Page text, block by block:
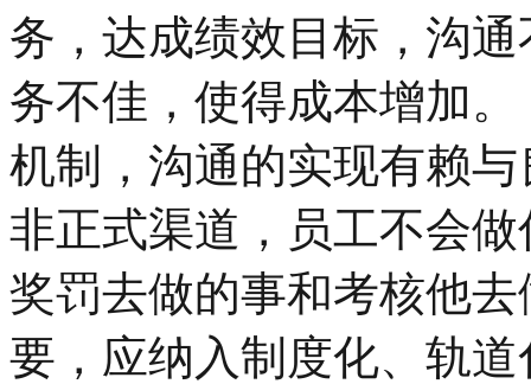
务，达成绩效目标，沟
务不佳，使得成本增加
机制，沟通的实现有赖
非正式渠道，员工不会
奖罚去做的事和考核他
要，应纳入制度化、轨